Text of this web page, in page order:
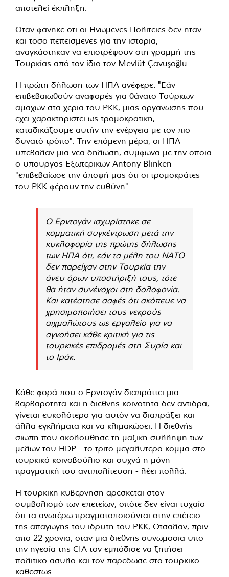
αποτελεί έκπληξη.
Όταν φάνηκε ότι οι Ηνωμένες Πολιτείες δεν ήταν
και τόσο πεπεισμένες για την ιστορία,
αναγκάστηκαν να επιστρέψουν στη γραμμή της
Τουρκίας από τον ίδιο τον Mevlüt Çavuşoğlu.
Η πρώτη δήλωση των ΗΠΑ ανέφερε: "Εάν
επιβεβαιωθούν αναφορές για θάνατο Τούρκων
αμάχων στα χέρια του PKK, μιας οργάνωσης που
έχει χαρακτηριστεί ως τρομοκρατική,
καταδικάζουμε αυτήν την ενέργεια με τον πιο
δυνατό τρόπο". Την επόμενη μέρα, οι ΗΠΑ
υπέβαλαν μια νέα δήλωση, σύμφωνα με την οποία
ο υπουργός Εξωτερικών Antony Blinken
"επιβεβαίωσε την άποψή μας ότι οι τρομοκράτες
του PKK φέρουν την ευθύνη".
Ο Ερντογάν ισχυρίστηκε σε
κομματική συγκέντρωση μετά την
κυκλοφορία της πρώτης δήλωσης
των ΗΠΑ ότι, εάν τα μέλη του ΝΑΤΟ
δεν παρείχαν στην Τουρκία την
άνευ όρων υποστήριξή τους, τότε
θα ήταν συνένοχοι στη δολοφονία.
Και κατέστησε σαφές ότι σκόπευε να
χρησιμοποιήσει τους νεκρούς
αιχμαλώτους ως εργαλείο για να
αγνοήσει κάθε κριτική για τις
τουρκικές επιδρομές στη Συρία και
το Ιράκ.
Κάθε φορά που ο Ερντογάν διαπράττει μια
βαρβαρότητα και η διεθνής κοινότητα δεν αντιδρά,
γίνεται ευκολότερο για αυτόν να διαπράξει και
άλλα εγκλήματα και να κλιμακώσει. Η διεθνής
σιωπή που ακολούθησε τη μαζική σύλληψη των
μελών του HDP - το τρίτο μεγαλύτερο κόμμα στο
τουρκικό κοινοβούλιο και συχνά η μόνη
πραγματική του αντιπολίτευση - λέει πολλά.
Η τουρκική κυβέρνηση αρέσκεται στον
συμβολισμό των επετείων, οπότε δεν είναι τυχαίο
ότι τα ανωτέρω πραγματοποιούνται στην επέτειο
της απαγωγής του ιδρυτή του PKK, Οτσαλάν, πριν
από 22 χρόνια, όταν μια διεθνής συνωμοσία υπό
την ηγεσία της CIA τον εμπόδισε να ζητήσει
πολιτικό άσυλο και τον παρέδωσε στο τουρκικό
καθεστώς.